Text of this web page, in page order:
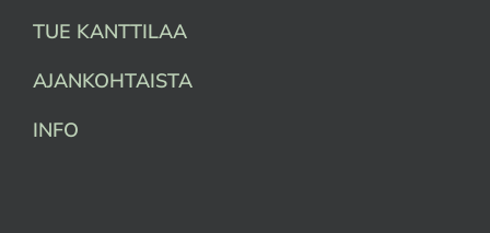
TUE KANTTILAA
AJANKOHTAISTA
INFO